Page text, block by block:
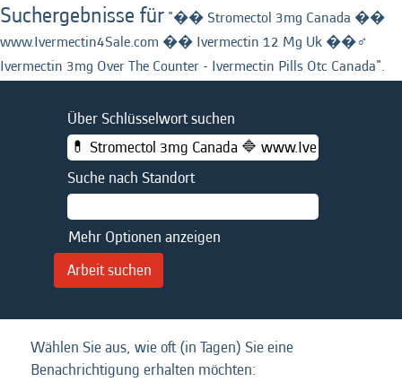
Suchergebnisse für "�� Stromectol 3mg Canada ��
www.Ivermectin4Sale.com �� Ivermectin 12 Mg Uk ��‍♂️
Ivermectin 3mg Over The Counter - Ivermectin Pills Otc Canada".
Über Schlüsselwort suchen
Suche nach Standort
Mehr Optionen anzeigen
Wählen Sie aus, wie oft (in Tagen) Sie eine
Benachrichtigung erhalten möchten: